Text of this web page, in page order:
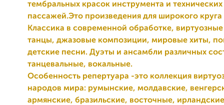
тембральных красок инструмента и
пассажей.Это произведения для широкого
Классика в современной обработке,
танцы, джазовые композиции, мировые хиты,
детские песни. Дуэты и ансамбли различных
танцевальные, вокальные.
Особенность репертуара -это коллекция
народов мира: румынские, молдавские,
армянские, бразильские, восточные,